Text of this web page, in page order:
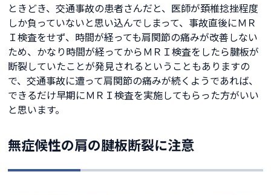
ときどき、交通事故の患者さんだと、医師が頚椎捻挫程度
しか負っていないと思い込んでしまって、事故直後にＭＲ
Ｉ検査をせず、時間が経っても肩関節の痛みが改善しない
ため、かなり時間が経ってからＭＲＩ検査をしたら腱板が
断裂していたことが発見されるということもありますの
で、交通事故に遭って肩関節の痛みが続くようであれば、
できるだけ早期にＭＲＩ検査を実施してもらった方がいい
と思います。
無症候性の肩の腱板断裂に注意